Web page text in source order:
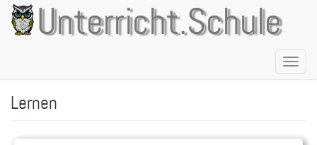
Direkt
zum
Inhalt
Unterricht.Schule
Lernen